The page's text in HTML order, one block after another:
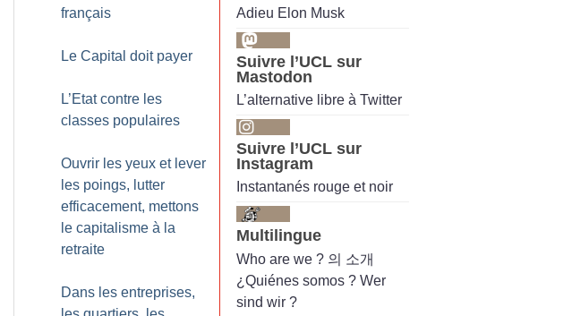
français
Le Capital doit payer
L’Etat contre les
classes populaires
Ouvrir les yeux et lever
les poings, lutter
efficacement, mettons
le capitalisme à la
retraite
Dans les entreprises,
Adieu Elon Musk
Suivre l’UCL sur
Mastodon
L’alternative libre à Twitter
Suivre l’UCL sur
Instagram
Instantanés rouge et noir
Multilingue
Who are we ? 의 소개
¿Quiénes somos ? Wer
sind wir ?